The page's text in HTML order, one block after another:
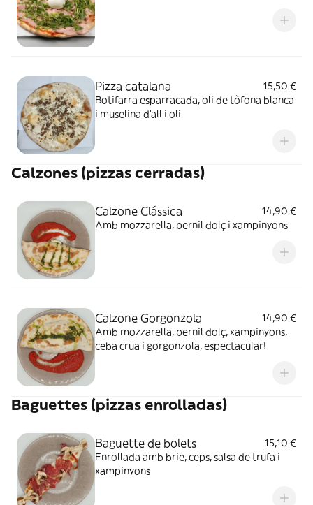
Pizza catalana
15,50 €
Botifarra esparracada, oli de tòfona blanca
i muselina d'all i oli
Calzones (pizzas cerradas)
Calzone Clássica
14,90 €
Amb mozzarella, pernil dolç i xampinyons
Calzone Gorgonzola
14,90 €
Amb mozzarella, pernil dolç, xampinyons,
ceba crua i gorgonzola, espectacular!
Baguettes (pizzas enrolladas)
Baguette de bolets
15,10 €
Enrollada amb brie, ceps, salsa de trufa i
xampinyons